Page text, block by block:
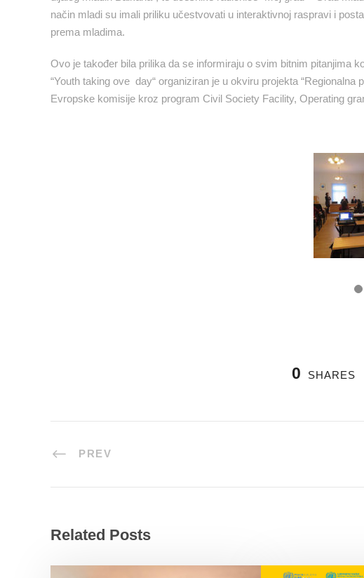
način mladi su imali priliku učestvovati u interaktivnoj raspravi i
prema mladima.
Ovo je također bila prilika da se informiraju o svim bitnim pitanjima
“Youth taking ove day“ organiziran je u okviru projekta
Evropske komisije kroz program Civil Society Facility, Operating
0 SHARES
PREV
Related Posts